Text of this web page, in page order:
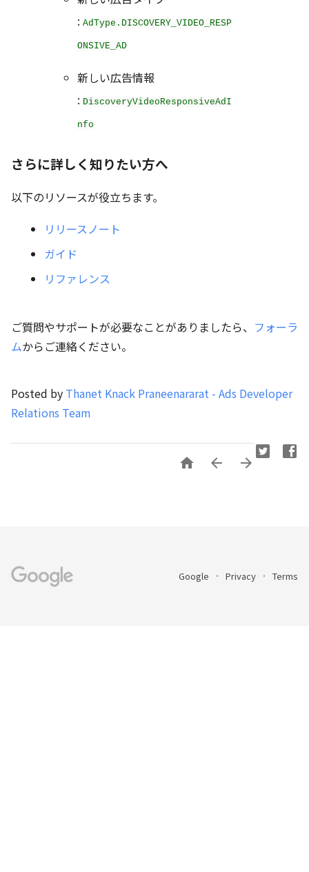
: AdType.DISCOVERY_VIDEO_RESP
ONSIVE_AD
新しい広告情報
: DiscoveryVideoResponsiveAdI
nfo
さらに詳しく知りたい方へ
以下のリソースが役立ちます。
リリースノート
ガイド
リファレンス
ご質問やサポートが必要なことがありましたら、 フォーラ
ムからご連絡ください。
Posted by Thanet Knack Praneenararat - Ads Developer
Relations Team
  
Google Privacy Terms